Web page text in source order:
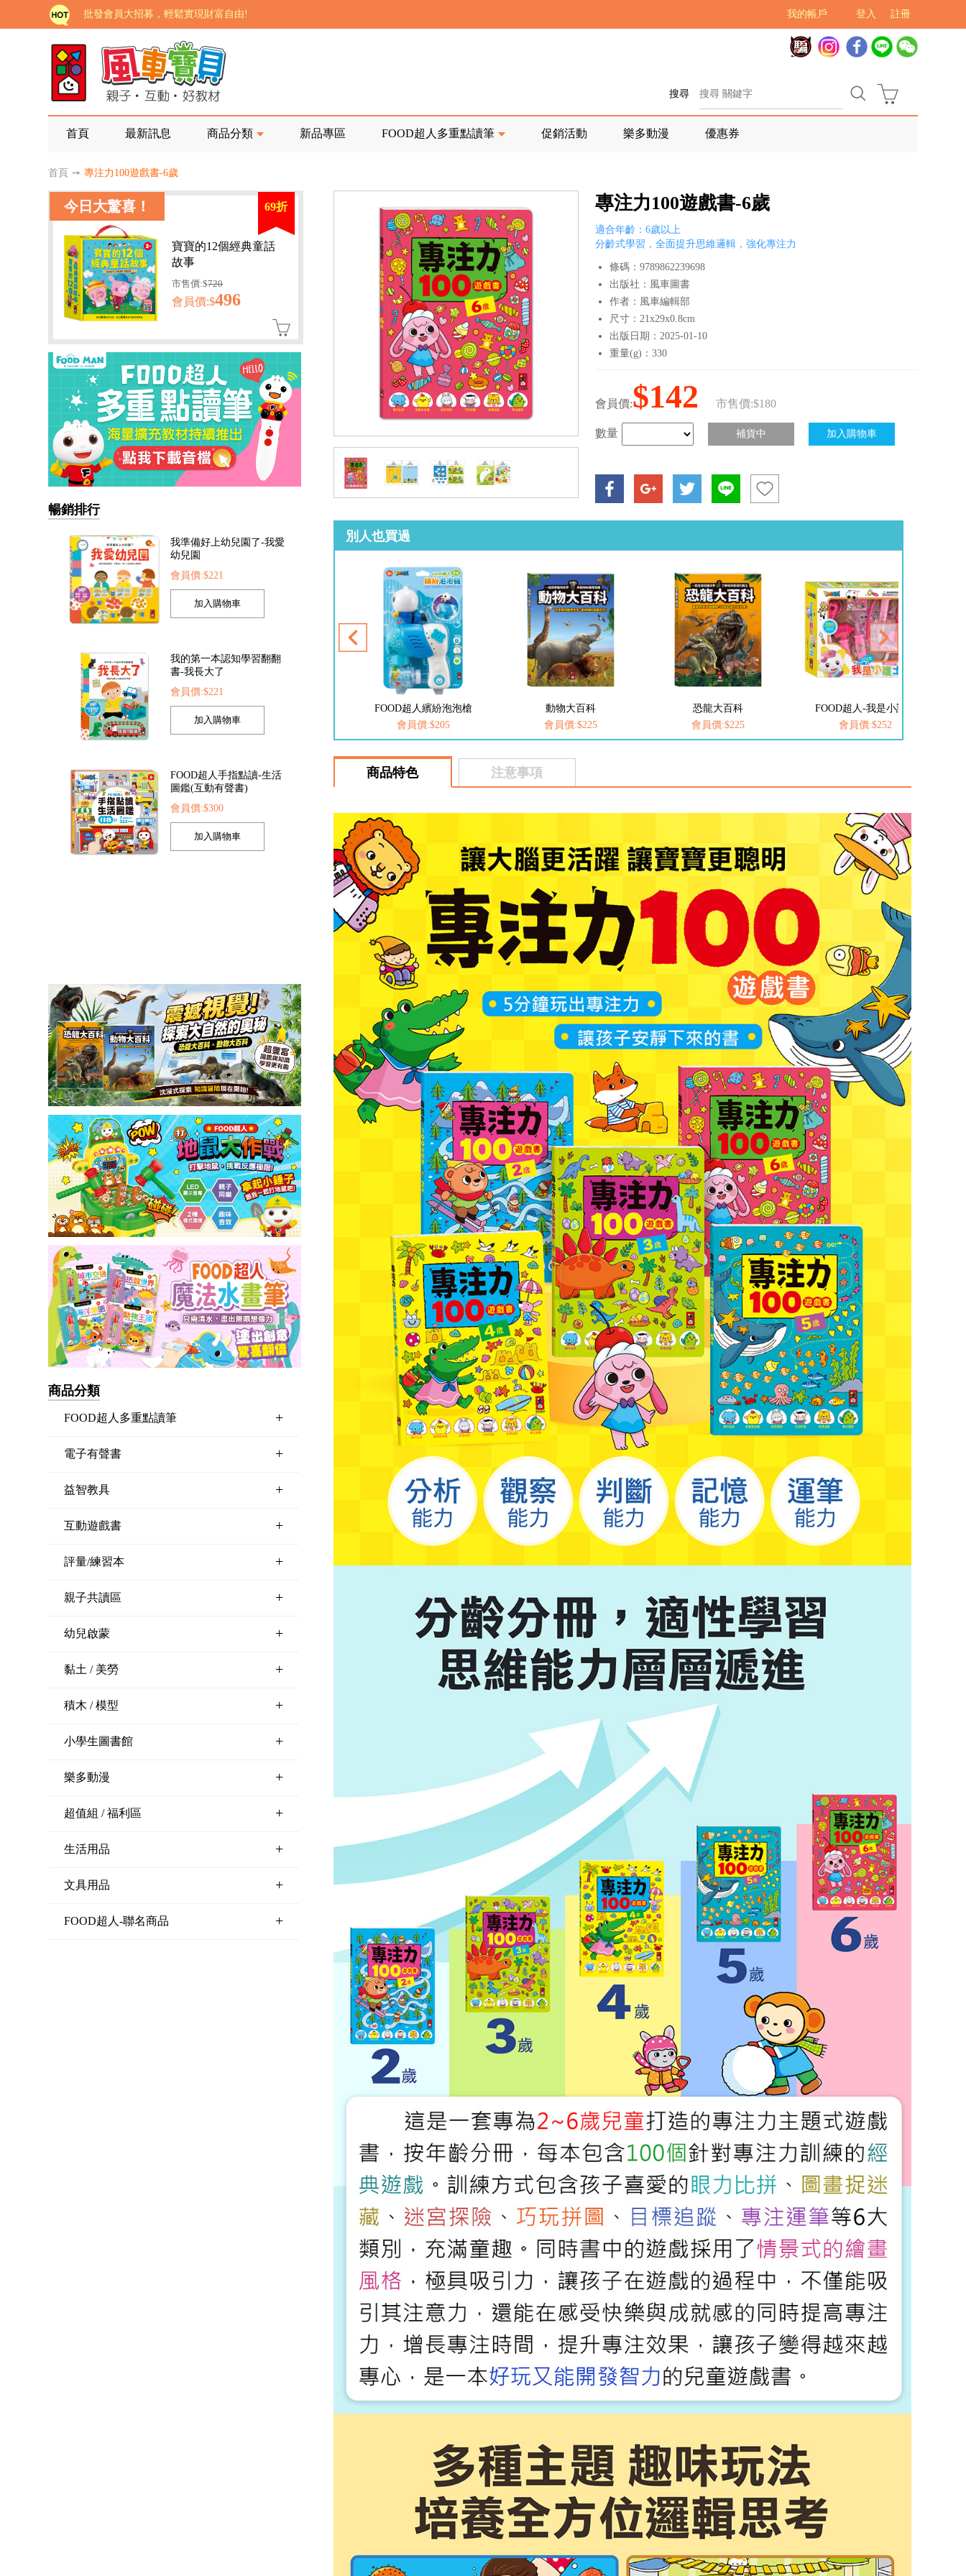
註冊
登入
我的帳戶
批發會員大招募，輕鬆實現財富自由!
如需更改或重開發票 需在訂單成立三天內通知客服 寄回發票需附上回郵郵票
老師您好!!幼教會員火熱招募中~
海外購物免煩惱！點我查看『海外購物流程說明』
家長樂了!「風車書版集團暨FOOD超人企業總部」目前正興建中!
老師您好!!幼教會員火熱招募中~
海外購物免煩惱！點我查看『海外購物流程說明』
搜尋
首頁 最新訊息 商品分類 新品專區 FOOD超人多重點讀筆 促銷活動 樂多動漫 優惠券
首頁 ➙ 專注力100遊戲書-6歲
今日大驚喜！ 69折
寶寶的12個經典童話
故事
市售價:$720
會員價:$496
暢銷排行
我準備好上幼兒園了-我愛
幼兒園
會員價:$221
我的第一本認知學習翻翻
書-我長大了
會員價:$221
FOOD超人手指點讀-生活
圖鑑(互動有聲書)
會員價:$300
商品分類
FOOD超人多重點讀筆 +
電子有聲書 +
益智教具 +
互動遊戲書 +
評量/練習本 +
親子共讀區 +
幼兒啟蒙 +
黏土 / 美勞 +
積木 / 模型 +
小學生圖書館 +
樂多動漫 +
超值組 / 福利區 +
生活用品 +
文具用品 +
FOOD超人-聯名商品 +
專注力100遊戲書-6歲
適合年齡：6歲以上
分齡式學習，全面提升思維邏輯，強化專注力
條碼：9789862239698
出版社：風車圖書
作者：風車編輯部
尺寸：21x29x0.8cm
出版日期：2025-01-10
重量(g)：330
會員價:$142 市售價:$180
數量
別人也買過
FOOD超人夢幻泡泡槍
會員價:$205
動物大百科
會員價:$225
恐龍大百科
會員價:$225
FOOD超人-我是小護士
會員價:$252
愛思考的小小孩(全套8
會員價:$537
商品特色 注意事項